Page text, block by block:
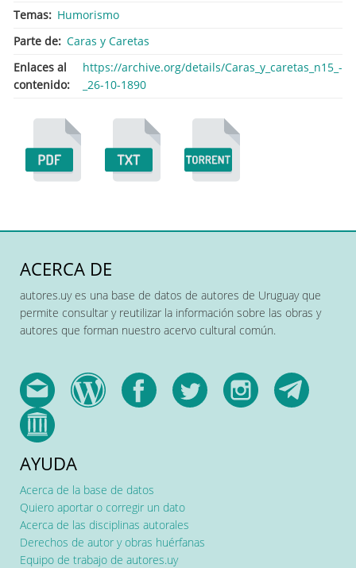
Temas
Humorismo
Parte de Caras y Caretas
Enlaces al
contenido
https://archive.org/details/Caras_y_caretas_n15_-
_26-10-1890
ACERCA DE
autores.uy es una base de datos de autores de Uruguay que
permite consultar y reutilizar la información sobre las obras y
autores que forman nuestro acervo cultural común.
AYUDA
Acerca de la base de datos
Quiero aportar o corregir un dato
Acerca de las disciplinas autorales
Derechos de autor y obras huérfanas
Equipo de trabajo de autores.uy